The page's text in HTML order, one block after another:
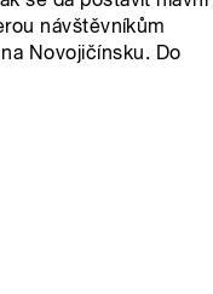
návštěvníkům
Novojičínsku. Do